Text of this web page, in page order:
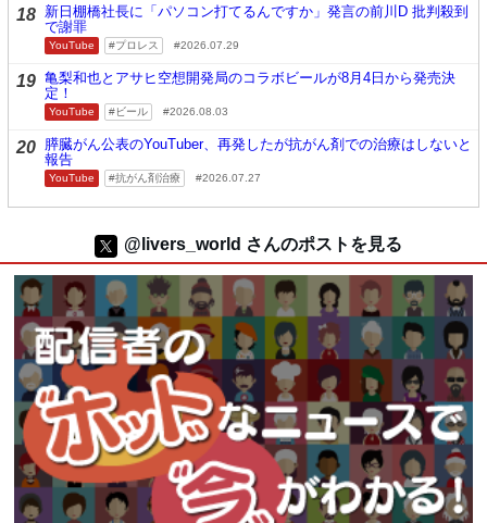
18 新日棚橋社長に「パソコン打てるんですか」発言の前川D 批判殺到
で謝罪
YouTube プロレス 2026.07.29
19 亀梨和也とアサヒ空想開発局のコラボビールが8月4日から発売決
定！
YouTube ビール 2026.08.03
20 膵臓がん公表のYouTuber、再発したが抗がん剤での治療はしないと
報告
YouTube 抗がん剤治療 2026.07.27
@livers_world さんのポストを見る